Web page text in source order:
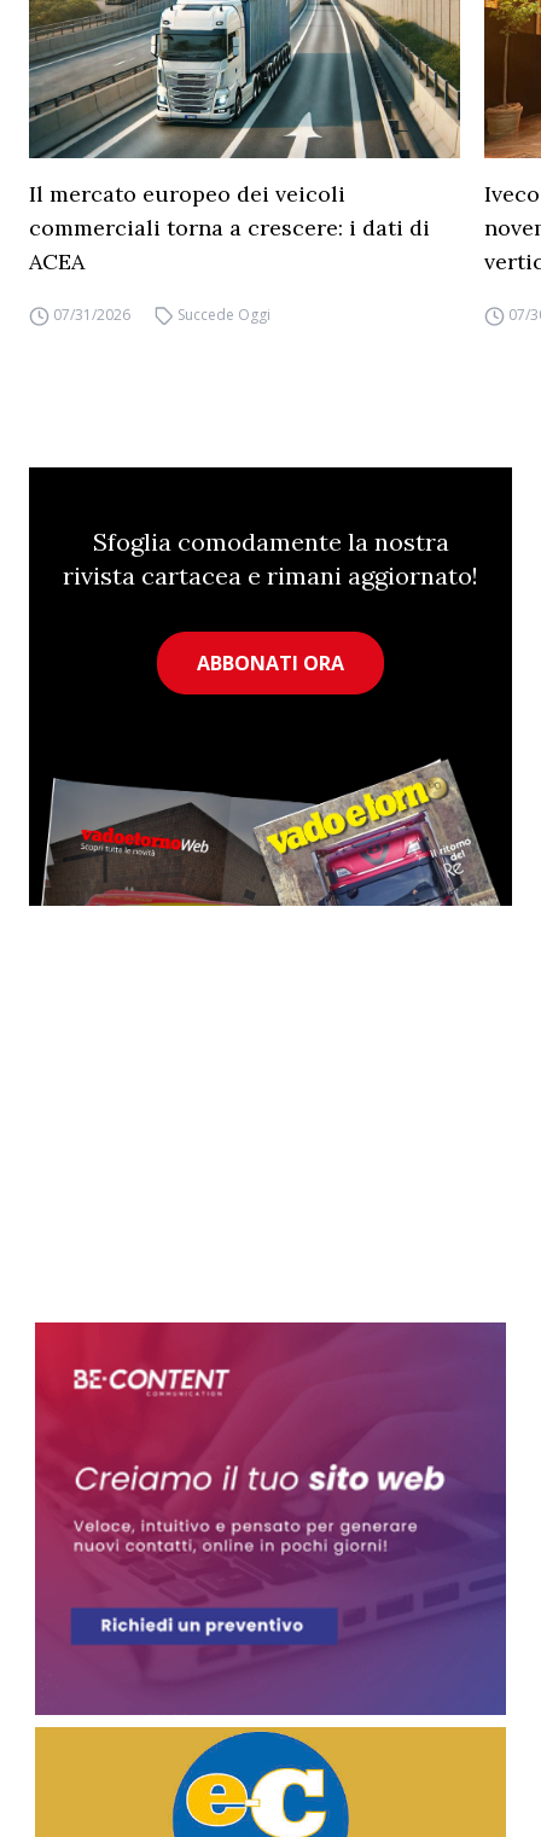
Il mercato europeo dei veicoli
commerciali torna a crescere: i dati di
ACEA
07/31/2026 Succede Oggi 07/
Sfoglia comodamente la nostra
rivista cartacea e rimani aggiornato!
ABBONATI ORA